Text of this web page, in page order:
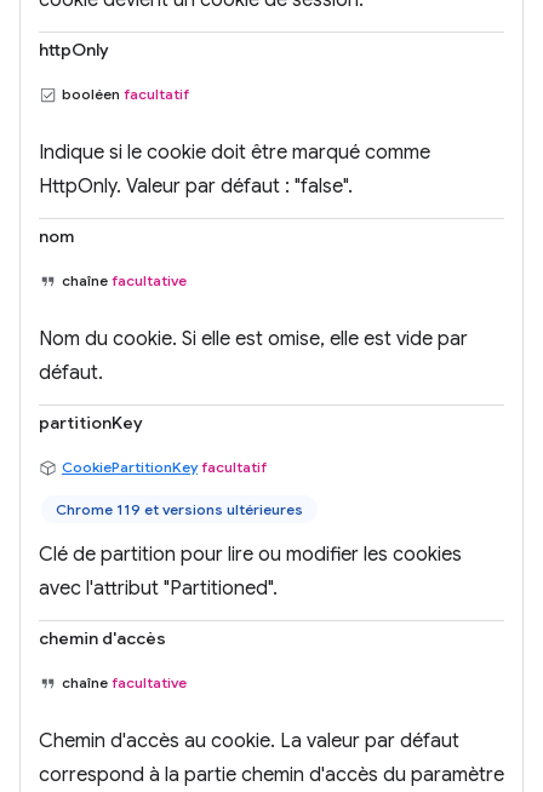
httpOnly
booléen facultatif
Indique si le cookie doit être marqué comme
HttpOnly. Valeur par défaut : "false".
nom
chaîne facultative
Nom du cookie. Si elle est omise, elle est vide par
défaut.
partitionKey
CookiePartitionKey facultatif
Chrome 119 et versions ultérieures
Clé de partition pour lire ou modifier les cookies
avec l'attribut "Partitioned".
chemin d'accès
chaîne facultative
Chemin d'accès au cookie. La valeur par défaut
correspond à la partie chemin d'accès du paramètre